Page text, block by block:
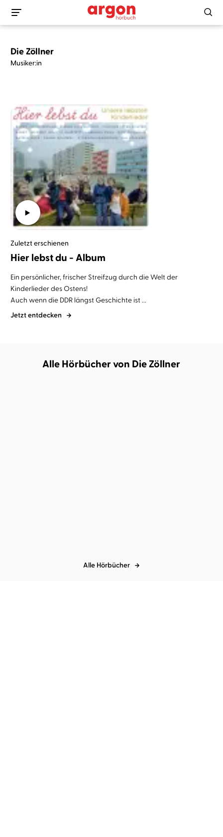
Die Zöllner
Musiker:in
Zuletzt erschienen
Hier lebst du - Album
Ein persönlicher, frischer Streifzug durch die Welt der
Kinderlieder des Ostens!
Auch wenn die DDR längst Geschichte ist ...
Jetzt entdecken
Alle Hörbücher von Die Zöllner
Alle Hörbücher